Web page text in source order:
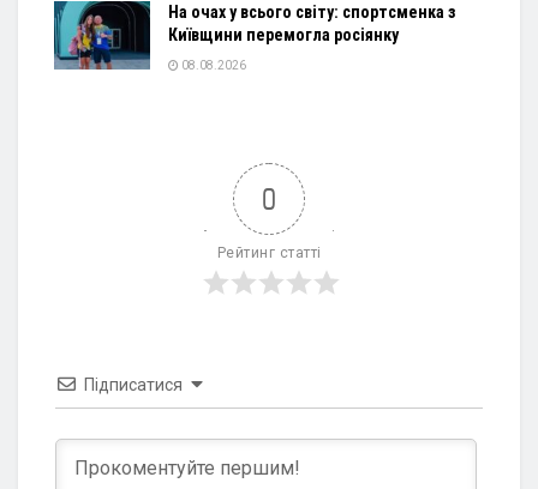
На очах у всього світу: спортсменка з
Київщини перемогла росіянку
08.08.2026
0
Рейтинг статті
Підписатися